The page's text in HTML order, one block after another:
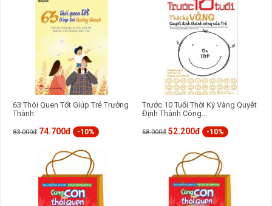
GỬI BÌNH LUẬN
63 Thói Quen Tốt Giúp Trẻ Trưởng
Thành
83.000đ 74.700đ -10%
Trước 10 Tuổi Thời Kỳ Vàng Quyết
Định Thành Công...
58.000đ 52.200đ -10%